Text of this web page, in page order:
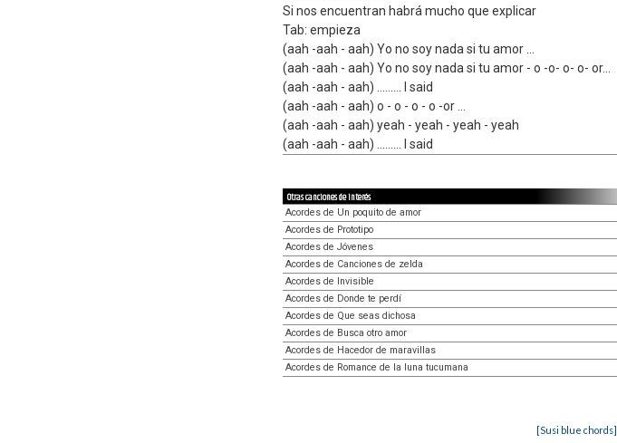
Si nos encuentran habrá mucho que explicar
Tab: empieza
(aah -aah - aah) Yo no soy nada si tu amor ...
(aah -aah - aah) Yo no soy nada si tu amor - o -o- o- o- or...
(aah -aah - aah) ......... I said
(aah -aah - aah) o - o - o - o -or ...
(aah -aah - aah) yeah - yeah - yeah - yeah
(aah -aah - aah) ......... I said
Otras canciones de interés
Acordes de Un poquito de amor
Acordes de Prototipo
Acordes de Jóvenes
Acordes de Canciones de zelda
Acordes de Invisible
Acordes de Donde te perdí
Acordes de Que seas dichosa
Acordes de Busca otro amor
Acordes de Hacedor de maravillas
Acordes de Romance de la luna tucumana
[Susi blue chords]